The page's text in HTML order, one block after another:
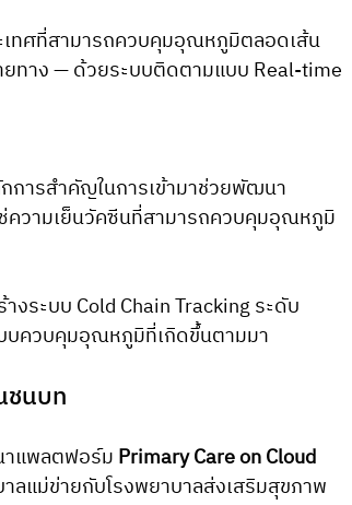
เทศที่สามารถควบคุมอุณหภูมิตลอดเส้น
ทาง — ด้วยระบบติดตามแบบ Real-time
การสำคัญในการเข้ามาช่วยพัฒนา
วามเย็นวัคซีนที่สามารถควบคุมอุณหภูมิ
งระบบ Cold Chain Tracking ระดับ
บควบคุมอุณหภูมิที่เกิดขึ้นตามมา
ชนบท
าแพลตฟอร์ม Primary Care on Cloud
ลแม่ข่ายกับโรงพยาบาลส่งเสริมสุขภาพ